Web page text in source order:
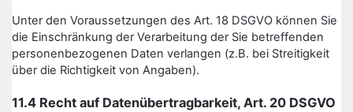
Unter den Voraussetzungen des Art. 18 DSGVO können Sie
die Einschränkung der Verarbeitung der Sie betreffenden
personenbezogenen Daten verlangen (z.B. bei Streitigkeit
über die Richtigkeit von Angaben).
11.4 Recht auf Datenübertragbarkeit, Art. 20 DSGVO